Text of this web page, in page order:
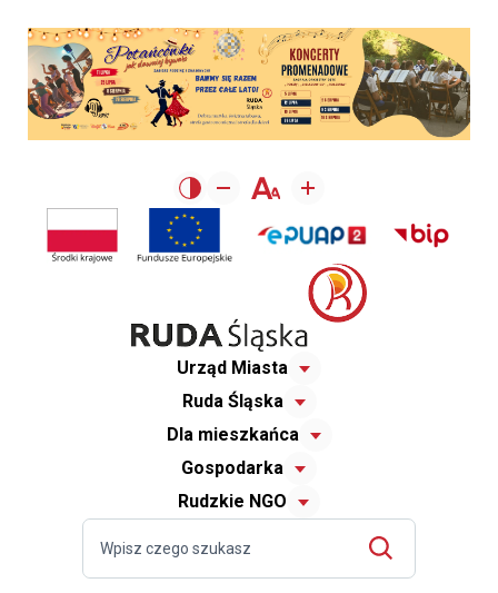
Urząd Miasta
Ruda Śląska
Dla mieszkańca
Gospodarka
Rudzkie NGO